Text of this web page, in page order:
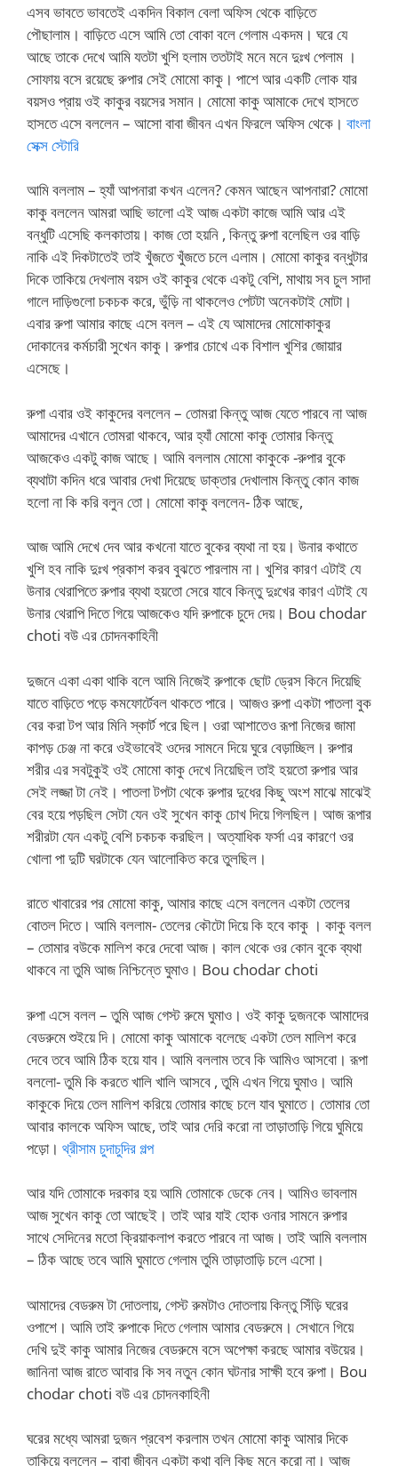
এসব ভাবতে ভাবতেই একদিন বিকাল বেলা অফিস থেকে বাড়িতে
পৌছালাম। বাড়িতে এসে আমি তো বোকা বলে গেলাম একদম। ঘরে যে
আছে তাকে দেখে আমি যতটা খুশি হলাম ততটাই মনে মনে দুঃখ পেলাম ।
সোফায় বসে রয়েছে রুপার সেই মোমো কাকু। পাশে আর একটি লোক যার
বয়সও প্রায় ওই কাকুর বয়সের সমান। মোমো কাকু আমাকে দেখে হাসতে
হাসতে এসে বললেন – আসো বাবা জীবন এখন ফিরলে অফিস থেকে। বাংলা
সেক্স স্টোরি
আমি বললাম – হ্যাঁ আপনারা কখন এলেন? কেমন আছেন আপনারা? মোমো
কাকু বললেন আমরা আছি ভালো এই আজ একটা কাজে আমি আর এই
বন্ধুটি এসেছি কলকাতায়। কাজ তো হয়নি , কিন্তু রুপা বলেছিল ওর বাড়ি
নাকি এই দিকটাতেই তাই খুঁজতে খুঁজতে চলে এলাম। মোমো কাকুর বন্ধুটার
দিকে তাকিয়ে দেখলাম বয়স ওই কাকুর থেকে একটু বেশি, মাথায় সব চুল সাদা
গালে দাড়িগুলো চকচক করে, ভুঁড়ি না থাকলেও পেটটা অনেকটাই মোটা।
এবার রুপা আমার কাছে এসে বলল – এই যে আমাদের মোমোকাকুর
দোকানের কর্মচারী সুখেন কাকু। রুপার চোখে এক বিশাল খুশির জোয়ার
এসেছে।
রুপা এবার ওই কাকুদের বললেন – তোমরা কিন্তু আজ যেতে পারবে না আজ
আমাদের এখানে তোমরা থাকবে, আর হ্যাঁ মোমো কাকু তোমার কিন্তু
আজকেও একটু কাজ আছে। আমি বললাম মোমো কাকুকে -রুপার বুকে
ব্যথাটা কদিন ধরে আবার দেখা দিয়েছে ডাক্তার দেখালাম কিন্তু কোন কাজ
হলো না কি করি বলুন তো। মোমো কাকু বললেন- ঠিক আছে,
আজ আমি দেখে দেব আর কখনো যাতে বুকের ব্যথা না হয়। উনার কথাতে
খুশি হব নাকি দুঃখ প্রকাশ করব বুঝতে পারলাম না। খুশির কারণ এটাই যে
উনার থেরাপিতে রুপার ব্যথা হয়তো সেরে যাবে কিন্তু দুঃখের কারণ এটাই যে
উনার থেরাপি দিতে গিয়ে আজকেও যদি রুপাকে চুদে দেয়। Bou chodar
choti বউ এর চোদনকাহিনী
দুজনে একা একা থাকি বলে আমি নিজেই রুপাকে ছোট ড্রেস কিনে দিয়েছি
যাতে বাড়িতে পড়ে কমফোর্টেবল থাকতে পারে। আজও রুপা একটা পাতলা বুক
বের করা টপ আর মিনি স্কার্ট পরে ছিল। ওরা আশাতেও রূপা নিজের জামা
কাপড় চেঞ্জ না করে ওইভাবেই ওদের সামনে দিয়ে ঘুরে বেড়াচ্ছিল। রুপার
শরীর এর সবটুকুই ওই মোমো কাকু দেখে নিয়েছিল তাই হয়তো রুপার আর
সেই লজ্জা টা নেই। পাতলা টপটা থেকে রুপার দুধের কিছু অংশ মাঝে মাঝেই
বের হয়ে পড়ছিল সেটা যেন ওই সুখেন কাকু চোখ দিয়ে গিলছিল। আজ রূপার
শরীরটা যেন একটু বেশি চকচক করছিল। অত্যাধিক ফর্সা এর কারণে ওর
খোলা পা দুটি ঘরটাকে যেন আলোকিত করে তুলছিল।
রাতে খাবারের পর মোমো কাকু, আমার কাছে এসে বললেন একটা তেলের
বোতল দিতে। আমি বললাম- তেলের কৌটো দিয়ে কি হবে কাকু । কাকু বলল
– তোমার বউকে মালিশ করে দেবো আজ। কাল থেকে ওর কোন বুকে ব্যথা
থাকবে না তুমি আজ নিশ্চিন্তে ঘুমাও। Bou chodar choti
রুপা এসে বলল – তুমি আজ গেস্ট রুমে ঘুমাও। ওই কাকু দুজনকে আমাদের
বেডরুমে শুইয়ে দি। মোমো কাকু আমাকে বলেছে একটা তেল মালিশ করে
দেবে তবে আমি ঠিক হয়ে যাব। আমি বললাম তবে কি আমিও আসবো। রূপা
বললো- তুমি কি করতে খালি খালি আসবে , তুমি এখন গিয়ে ঘুমাও। আমি
কাকুকে দিয়ে তেল মালিশ করিয়ে তোমার কাছে চলে যাব ঘুমাতে। তোমার তো
আবার কালকে অফিস আছে, তাই আর দেরি করো না তাড়াতাড়ি গিয়ে ঘুমিয়ে
পড়ো। থ্রীসাম চুদাচুদির গল্প
আর যদি তোমাকে দরকার হয় আমি তোমাকে ডেকে নেব। আমিও ভাবলাম
আজ সুখেন কাকু তো আছেই। তাই আর যাই হোক ওনার সামনে রুপার
সাথে সেদিনের মতো ক্রিয়াকলাপ করতে পারবে না আজ। তাই আমি বললাম
– ঠিক আছে তবে আমি ঘুমাতে গেলাম তুমি তাড়াতাড়ি চলে এসো।
আমাদের বেডরুম টা দোতলায়, গেস্ট রুমটাও দোতলায় কিন্তু সিঁড়ি ঘরের
ওপাশে। আমি তাই রুপাকে দিতে গেলাম আমার বেডরুমে। সেখানে গিয়ে
দেখি দুই কাকু আমার নিজের বেডরুমে বসে অপেক্ষা করছে আমার বউয়ের।
জানিনা আজ রাতে আবার কি সব নতুন কোন ঘটনার সাক্ষী হবে রুপা। Bou
chodar choti বউ এর চোদনকাহিনী
ঘরের মধ্যে আমরা দুজন প্রবেশ করলাম তখন মোমো কাকু আমার দিকে
তাকিয়ে বললেন – বাবা জীবন একটা কথা বলি কিছু মনে করো না। আজ